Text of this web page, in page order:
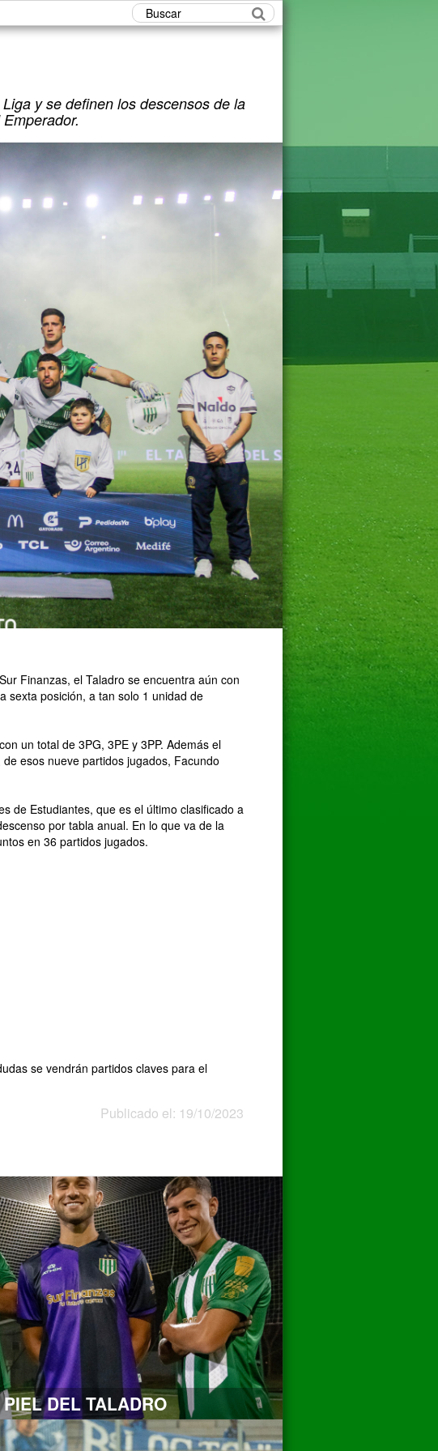
Buscar
y se definen los descensos de la
Finanzas, el Taladro se encuentra aún con
sexta posición, a tan solo 1 unidad de
un total de 3PG, 3PE y 3PP. Además el
esos nueve partidos jugados, Facundo
de Estudiantes, que es el último clasificado a
por tabla anual. En lo que va de la
en 36 partidos jugados.
se vendrán partidos claves para el
Publicado el: 19/10/2023
DEL TALADRO